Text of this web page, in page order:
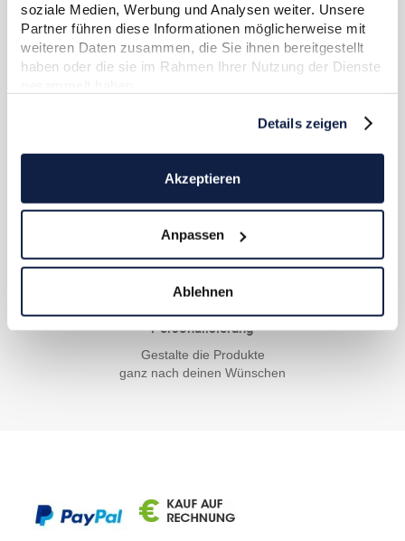
soziale Medien, Werbung und Analysen weiter. Unsere
Partner führen diese Informationen möglicherweise mit
weiteren Daten zusammen, die Sie ihnen bereitgestellt
haben oder die sie im Rahmen Ihrer Nutzung der Dienste
Details zeigen
Akzeptieren
Anpassen
Ablehnen
Serviceteam
Deine Zufriedenheit liegt uns
sehr am Herzen
Kostenloser Versand
Lieferung frei Haus
Personalisierung
Gestalte die Produkte
ganz nach deinen Wünschen